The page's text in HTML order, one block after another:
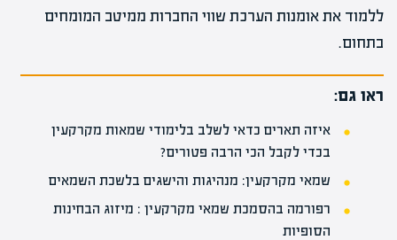
ללמוד את אומנות הערכת שווי החברות ממיטב המומחים
בתחום.
ראו גם:
איזה תארים כדאי לשלב בלימודי שמאות מקרקעין
בכדי לקבל הכי הרבה פטורים?
שמאי מקרקעין: מנהיגות והישגים בלשכת השמאים
רפורמה בהסמכת שמאי מקרקעין : מיזוג הבחינות
הסופיות